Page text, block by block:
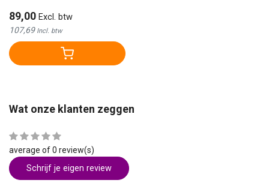
89,00 Excl. btw
107,69 Incl. btw
Wat onze klanten zeggen
average of 0 review(s)
Schrijf je eigen review